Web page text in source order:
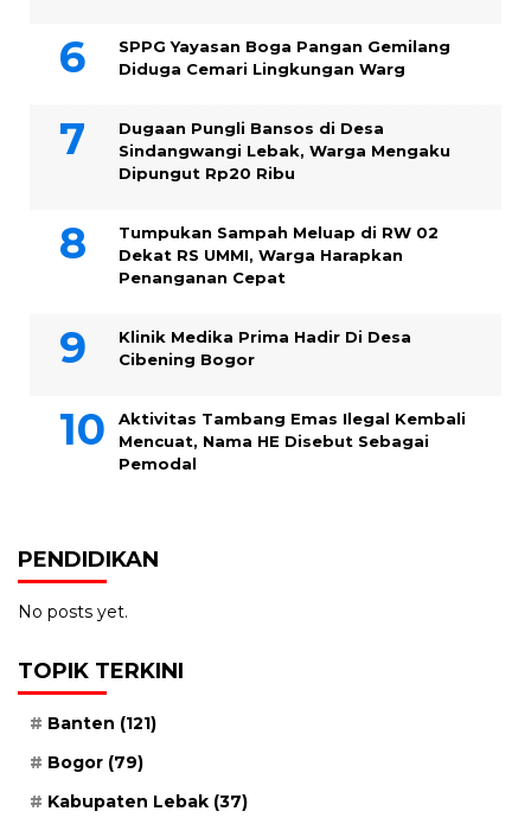
SPPG Yayasan Boga Pangan Gemilang
Diduga Cemari Lingkungan Warg
Dugaan Pungli Bansos di Desa
Sindangwangi Lebak, Warga Mengaku
Dipungut Rp20 Ribu
Tumpukan Sampah Meluap di RW 02
Dekat RS UMMI, Warga Harapkan
Penanganan Cepat
Klinik Medika Prima Hadir Di Desa
Cibening Bogor
Aktivitas Tambang Emas Ilegal Kembali
Mencuat, Nama HE Disebut Sebagai
Pemodal
PENDIDIKAN
No posts yet.
TOPIK TERKINI
Banten (121)
Bogor (79)
Kabupaten Lebak (37)